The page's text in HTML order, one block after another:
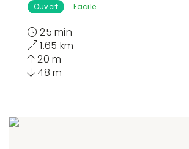
Ouvert Facile
25 min
1.65 km
20 m
48 m